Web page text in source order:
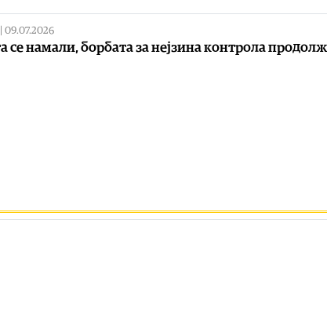
09.07.2026
се намали, борбата за нејзина контрола